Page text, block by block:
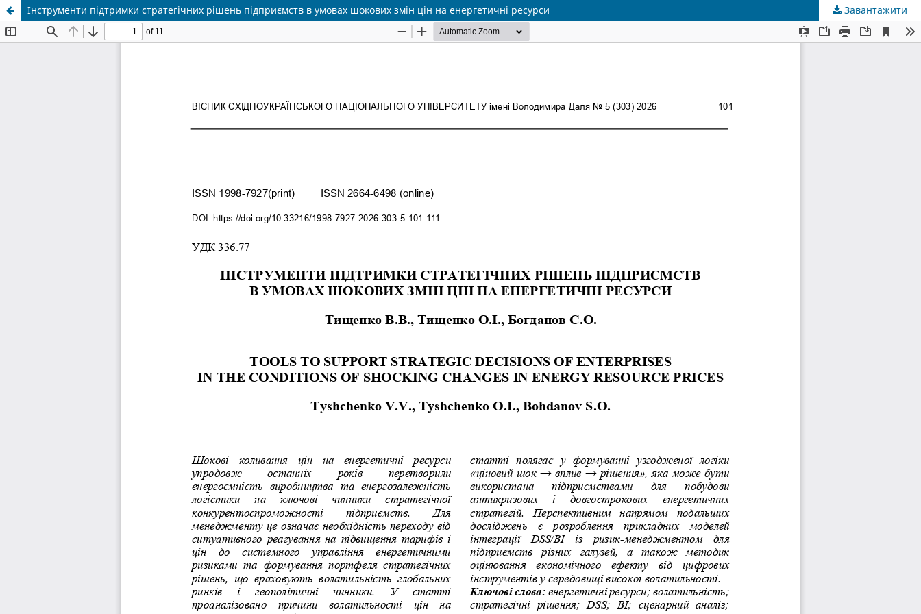
Інструменти підтримки стратегічних рішень підприємств в умовах шокових змін цін на енергетичні ресурси Завантажити